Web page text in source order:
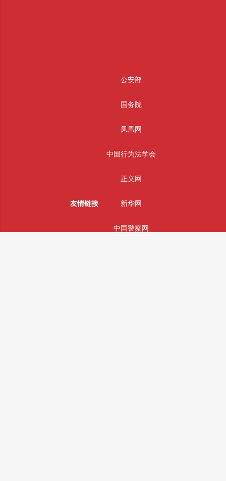
友情链接
公安部
国务院
凤凰网
中国行为法学会
正义网
新华网
中国警察网